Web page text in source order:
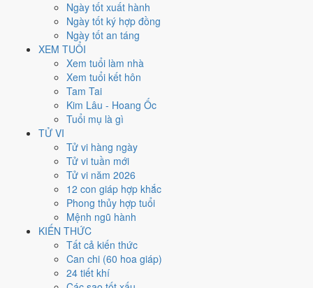
Ngày tốt xuất hành
Ngày tốt ký hợp đồng
Ngày tốt an táng
XEM TUỔI
Xem tuổi làm nhà
Xem tuổi kết hôn
Tam Tai
Kim Lâu - Hoang Ốc
Tuổi mụ là gì
TỬ VI
Tử vi hàng ngày
Tử vi tuần mới
Tử vi năm 2026
12 con giáp hợp khắc
Phong thủy hợp tuổi
Mệnh ngũ hành
KIẾN THỨC
Tất cả kiến thức
Can chi (60 hoa giáp)
24 tiết khí
Tiết Bạch Lộ
Bính Tý
Bính Ngọ
Ngày Canh Dần có TrựcChấp(ngày nắm giữ, bắt giữ) và gặp Sao
Thanh Long hoàng đạo . Điểm trung bình 7 việc chính
Ngày Bình Hòa, phù hợp với công việc thường ngày.
Ngọ, Tuất, Hợihợp ngày; tuổi
Ngày 13/9/2026 tốt hay xấu cho
việc gì?